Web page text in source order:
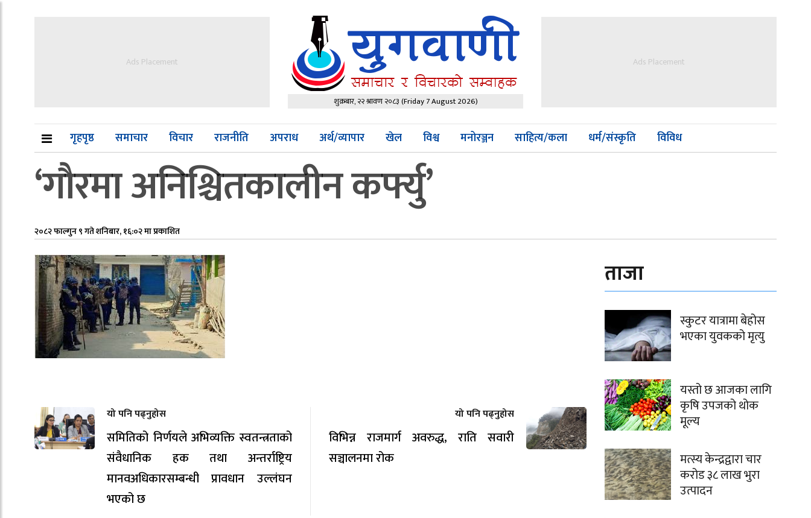
Ads Placement
शुक्रबार, २२ श्रावण २०८३(Friday 7 August 2026)
Ads Placement
गृहपृष्ठ समाचार विचार राजनीति अपराध अर्थ/व्यापार खेल विश्व मनोरञ्जन साहित्य/कला धर्म/संस्कृति विविध
‘गौरमा अनिश्चितकालीन कर्फ्यु’
२०८२ फाल्गुन ९ गते शनिबार, १६:०२ मा प्रकाशित
यो पनि पढ्नुहोस
समितिको निर्णयले अभिव्यक्ति स्वतन्त्रताको
संवैधानिक हक तथा अन्तर्राष्ट्रिय
मानवअधिकारसम्बन्धी प्रावधान उल्लंघन
भएको छ
यो पनि पढ्नुहोस
विभिन्न राजमार्ग अवरुद्ध, राति सवारी
सञ्चालनमा रोक
ताजा
स्कुटर यात्रामा बेहोस
भएका युवकको मृत्यु
यस्तो छ आजका लागि
कृषि उपजको थोक
मूल्य
मत्स्य केन्द्रद्वारा चार
करोड ३८ लाख भुरा
उत्पादन